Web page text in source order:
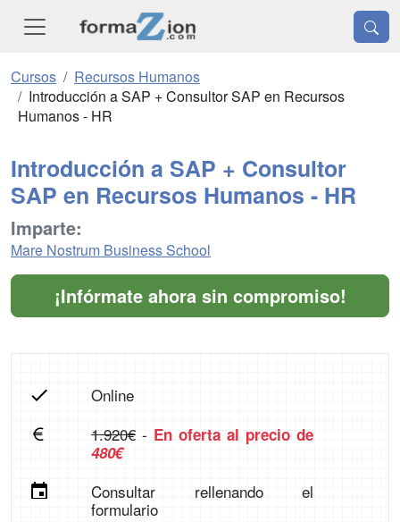
Cursos
Recursos Humanos
Introducción a SAP + Consultor SAP en Recursos
Humanos - HR
Introducción a SAP + Consultor
SAP en Recursos Humanos - HR
Imparte:
Mare Nostrum Business School
¡Infórmate ahora sin compromiso!
Online
1.920€- En oferta al precio de
480€
Consultar rellenando el
formulario